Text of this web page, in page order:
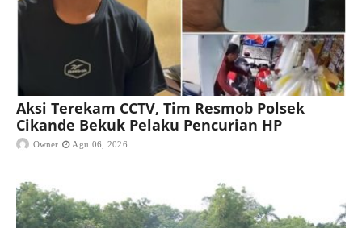
Aksi Terekam CCTV, Tim Resmob Polsek
Cikande Bekuk Pelaku Pencurian HP
Owner Agu 06, 2026